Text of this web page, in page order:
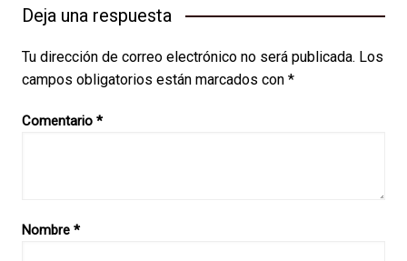
Deja una respuesta
Tu dirección de correo electrónico no será publicada. Los
campos obligatorios están marcados con *
Comentario *
Nombre *